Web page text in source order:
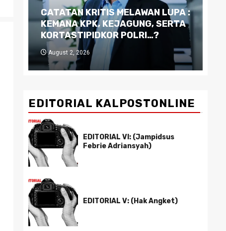
CATATAN KRITIS MELAWAN LUPA :
KEMANA KPK, KEJAGUNG, SERTA
KORTASTIPIDKOR POLRI…?
August 2, 2026
EDITORIAL KALPOSTONLINE
EDITORIAL VI: (Jampidsus
Febrie Adriansyah)
EDITORIAL V: (Hak Angket)